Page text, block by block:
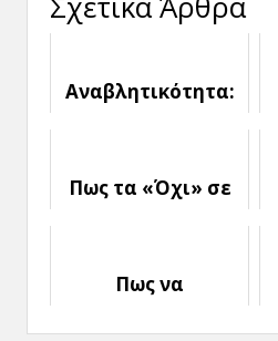
Αναβλητικότητα:
Πως τα «Όχι» σε
Πως να
το Άγχος: 4